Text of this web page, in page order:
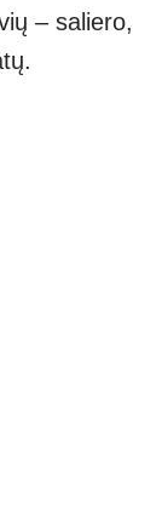
– saliero,